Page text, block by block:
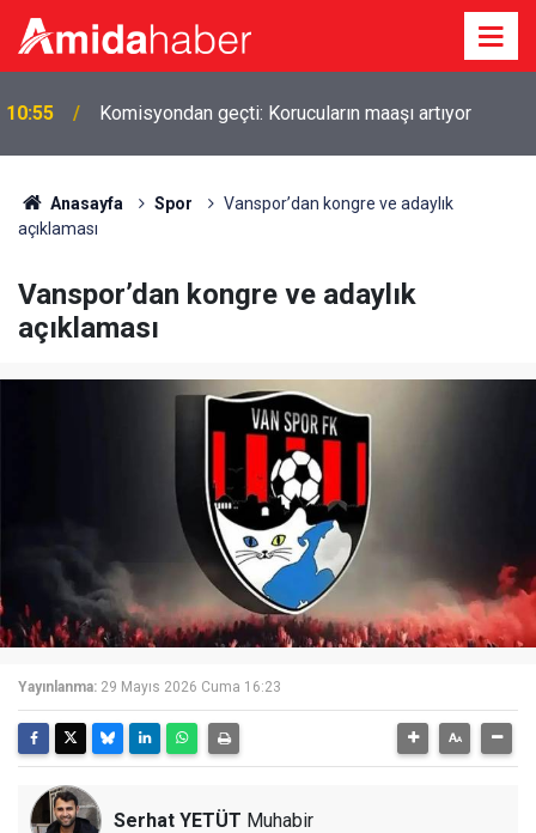
10:55 Komisyondan geçti: Korucuların maaşı artıyor
Anasayfa Spor
Vanspor’dan kongre ve adaylık
açıklaması
Vanspor’dan kongre ve adaylık
açıklaması
Yayınlanma: 29 Mayıs 2026 Cuma 16:23
Serhat YETÜT Muhabir